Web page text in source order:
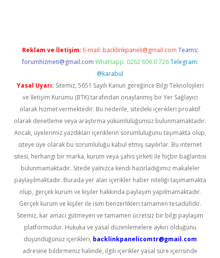
Reklam ve İletişim: E-mail: backlinkpaneli@gmail.com Teams:
forumhizmeti@gmail.com Whatsapp: 0262 606 0 726 Telegram:
@karabul
Yasal Uyarı: Sitemiz, 5651 Sayılı Kanun gereğince Bilgi Teknolojileri
ve İletişim Kurumu (BTK) tarafından onaylanmış bir Yer Sağlayıcı
olarak hizmet vermektedir. Bu nedenle, sitedeki içerikleri proaktif
olarak denetleme veya araştırma yükümlülüğümüz bulunmamaktadır.
Ancak, üyelerimiz yazdıkları içeriklerin sorumluluğunu taşımakta olup,
siteye üye olarak bu sorumluluğu kabul etmiş sayılırlar. Bu internet
sitesi, herhangi bir marka, kurum veya şahıs şirketi ile hiçbir bağlantısı
bulunmamaktadır. Sitede yalnızca kendi hazırladığımız makaleler
paylaşılmaktadır. Burada yer alan içerikler haber niteliği taşımamakta
olup, gerçek kurum ve kişiler hakkında paylaşım yapılmamaktadır.
Gerçek kurum ve kişiler ile isim benzerlikleri tamamen tesadüfidir.
Sitemiz, kar amacı gütmeyen ve tamamen ücretsiz bir bilgi paylaşım
platformudur. Hukuka ve yasal düzenlemelere aykırı olduğunu
düşündüğünüz içerikleri, backlinkpanelicomtr@gmail.com
adresine bildirmeniz halinde, ilgili içerikler yasal süre içerisinde